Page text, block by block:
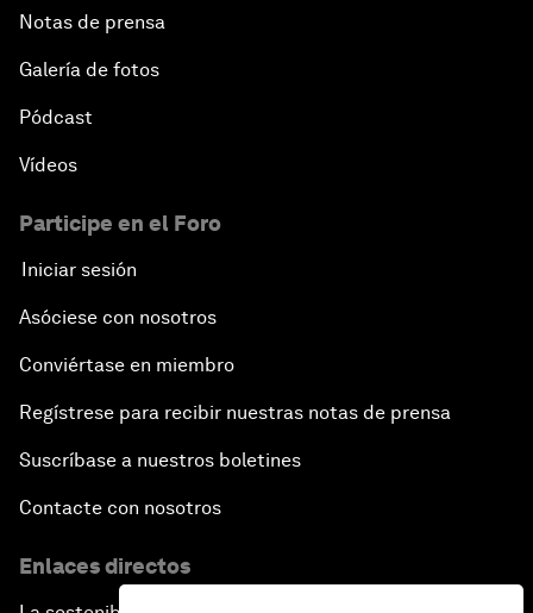
Notas de prensa
Galería de fotos
Pódcast
Vídeos
Participe en el Foro
Iniciar sesión
Asóciese con nosotros
Conviértase en miembro
Regístrese para recibir nuestras notas de prensa
Suscríbase a nuestros boletines
Contacte con nosotros
Enlaces directos